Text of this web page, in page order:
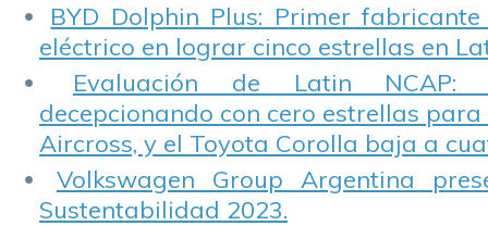
BYD Dolphin Plus: Primer
eléctrico en lograr cinco estrellas en
Evaluación de Latin NCAP:
decepcionando con cero estrellas para
Aircross, y el Toyota Corolla baja a
Volkswagen Group Argentina
Sustentabilidad 2023.